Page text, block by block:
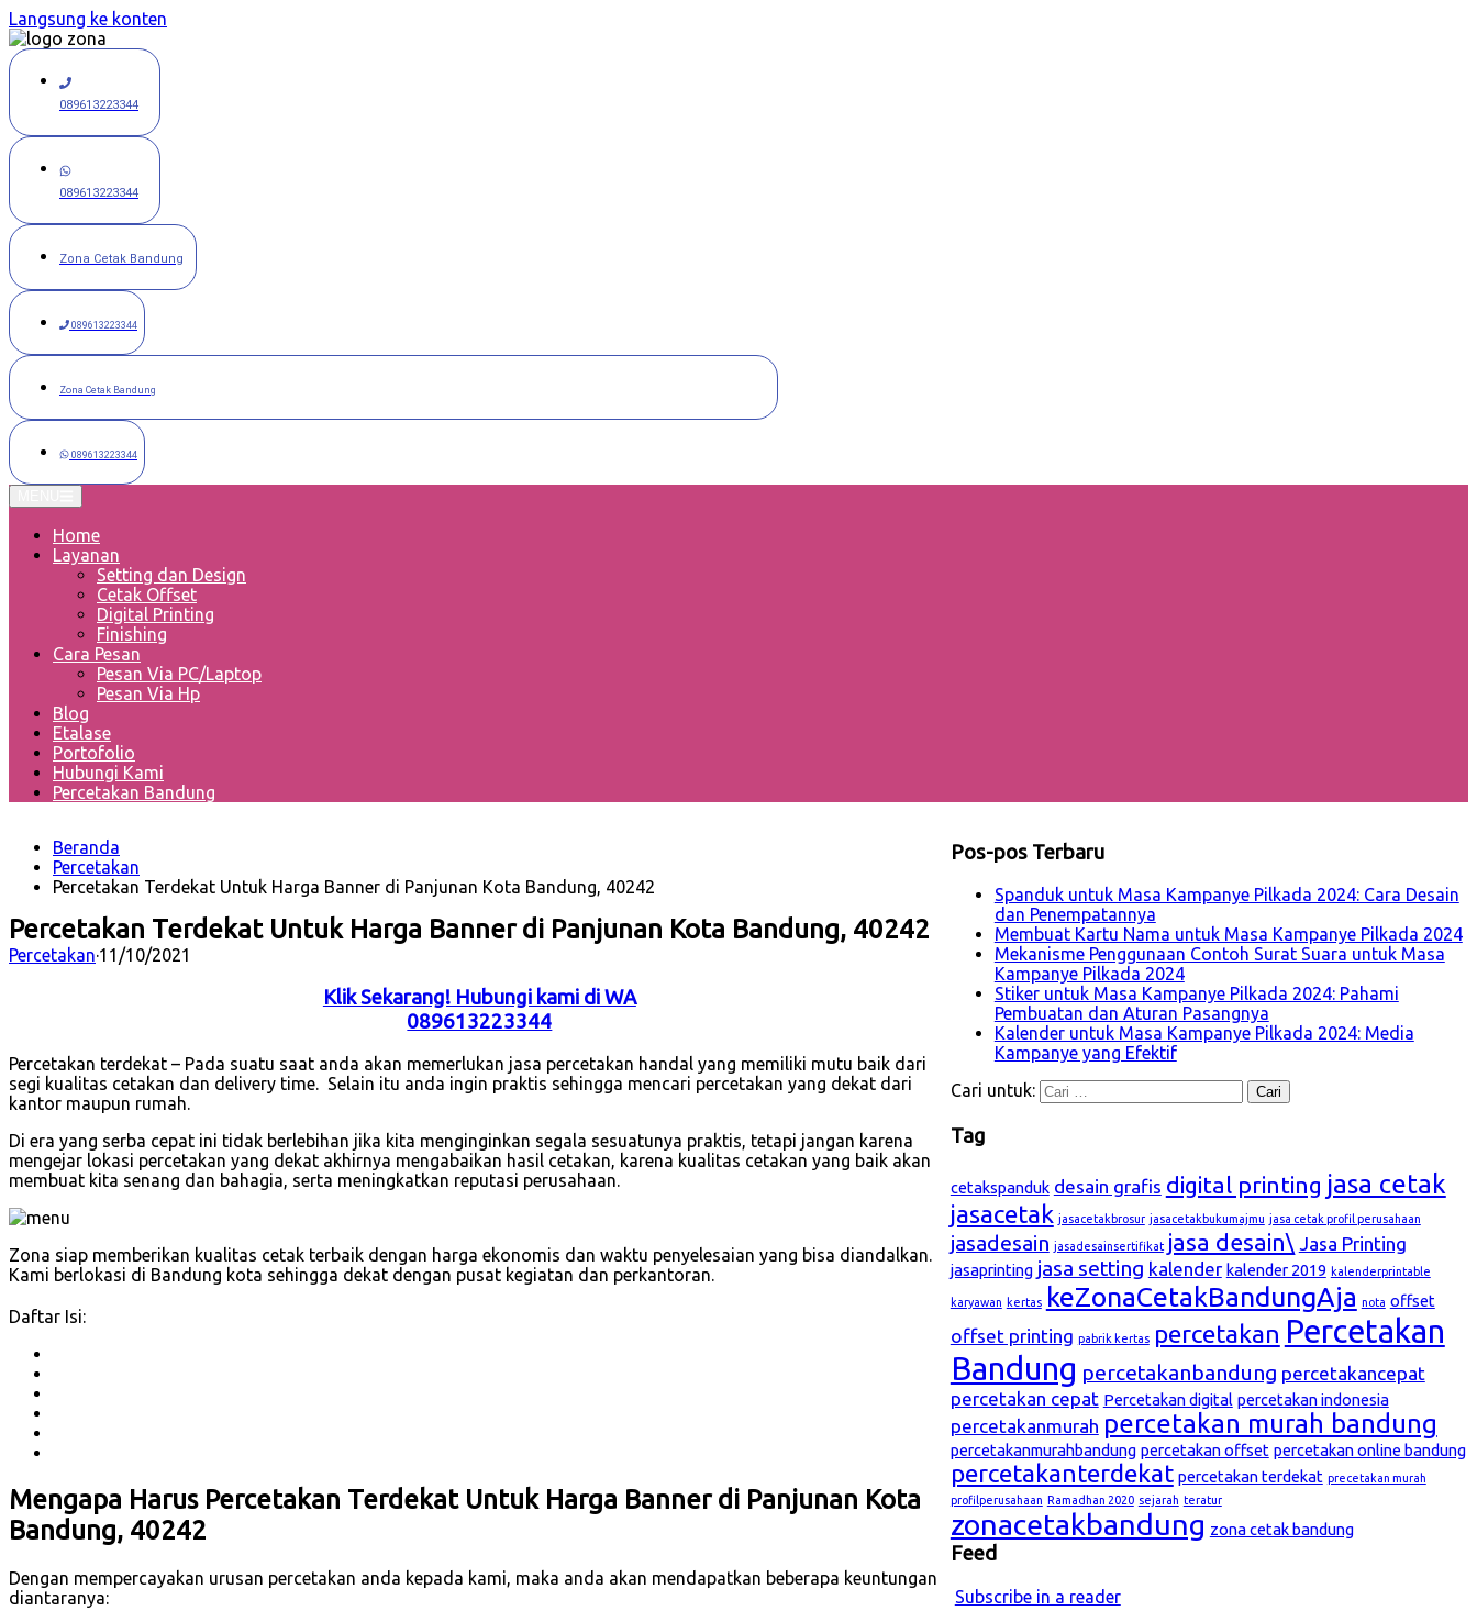
Langsung ke konten
089613223344
089613223344
Zona Cetak Bandung
089613223344
Zona Cetak Bandung
089613223344
Home
Layanan
Setting dan Design
Cetak Offset
Digital Printing
Finishing
Cara Pesan
Pesan Via PC/Laptop
Pesan Via Hp
Blog
Etalase
Portofolio
Hubungi Kami
Percetakan Bandung
Beranda
Percetakan
Percetakan Terdekat Untuk Harga Banner di Panjunan Kota Bandung, 40242
Percetakan Terdekat Untuk Harga Banner di Panjunan Kota Bandung, 40242
Percetakan·11/10/2021
Klik Sekarang! Hubungi kami di WA
089613223344
Percetakan terdekat – Pada suatu saat anda akan memerlukan jasa percetakan handal yang memiliki mutu baik dari
segi kualitas cetakan dan delivery time. Selain itu anda ingin praktis sehingga mencari percetakan yang dekat dari
kantor maupun rumah.
Di era yang serba cepat ini tidak berlebihan jika kita menginginkan segala sesuatunya praktis, tetapi jangan karena
mengejar lokasi percetakan yang dekat akhirnya mengabaikan hasil cetakan, karena kualitas cetakan yang baik akan
membuat kita senang dan bahagia, serta meningkatkan reputasi perusahaan.
Zona siap memberikan kualitas cetak terbaik dengan harga ekonomis dan waktu penyelesaian yang bisa diandalkan.
Kami berlokasi di Bandung kota sehingga dekat dengan pusat kegiatan dan perkantoran.
Daftar Isi:
Mengapa Harus Percetakan Terdekat Untuk Harga Banner di Panjunan Kota
Bandung, 40242
Dengan mempercayakan urusan percetakan anda kepada kami, maka anda akan mendapatkan beberapa keuntungan
diantaranya:
Pos-pos Terbaru
Spanduk untuk Masa Kampanye Pilkada 2024: Cara Desain
dan Penempatannya
Membuat Kartu Nama untuk Masa Kampanye Pilkada 2024
Mekanisme Penggunaan Contoh Surat Suara untuk Masa
Kampanye Pilkada 2024
Stiker untuk Masa Kampanye Pilkada 2024: Pahami
Pembuatan dan Aturan Pasangnya
Kalender untuk Masa Kampanye Pilkada 2024: Media
Kampanye yang Efektif
Cari untuk:
Tag
cetakspanduk desain grafis digital printing jasa cetak
jasacetak jasacetakbrosur jasacetakbukumajmu jasa cetak profil perusahaan
jasadesain jasadesainsertifikat jasa desain\ Jasa Printing
jasaprinting jasa setting kalender kalender 2019 kalenderprintable
karyawan kertas keZonaCetakBandungAja nota offset
offset printing pabrik kertas percetakan Percetakan
Bandung percetakanbandung percetakancepat
percetakan cepat Percetakan digital percetakan indonesia
percetakanmurah percetakan murah bandung
percetakanmurahbandung percetakan offset percetakan online bandung
percetakanterdekat percetakan terdekat precetakan murah
profilperusahaan Ramadhan 2020 sejarah teratur
zonacetakbandung zona cetak bandung
Feed
Subscribe in a reader